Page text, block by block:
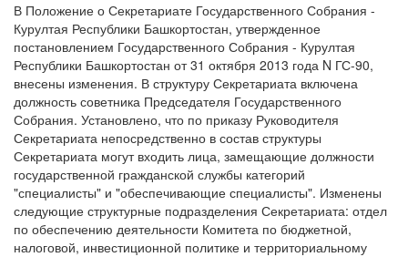
В Положение о Секретариате Государственного Собрания -
Курултая Республики Башкортостан, утвержденное
постановлением Государственного Собрания - Курултая
Республики Башкортостан от 31 октября 2013 года N ГС-90,
внесены изменения. В структуру Секретариата включена
должность советника Председателя Государственного
Собрания. Установлено, что по приказу Руководителя
Секретариата непосредственно в состав структуры
Секретариата могут входить лица, замещающие должности
государственной гражданской службы категорий
"специалисты" и "обеспечивающие специалисты". Изменены
следующие структурные подразделения Секретариата: отдел
по обеспечению деятельности Комитета по бюджетной,
налоговой, инвестиционной политике и территориальному